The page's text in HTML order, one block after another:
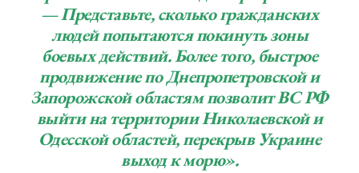
— Представьте, сколько гражданских
людей попытаются покинуть зоны
боевых действий. Более того, быстрое
продвижение по Днепропетровской и
Запорожской областям позволит ВС РФ
выйти на территории Николаевской и
Одесской областей, перекрыв Украине
выход к морю».